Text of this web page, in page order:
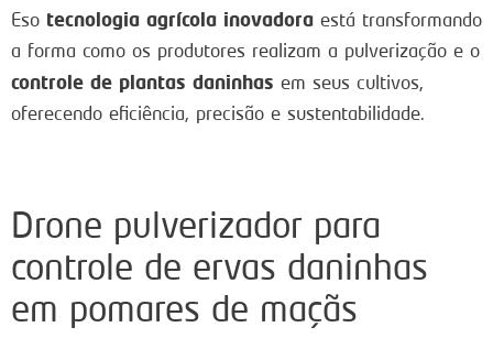
Eso tecnologia agrícola inovadora está transformando
a forma como os produtores realizam a pulverização e o
controle de plantas daninhas em seus cultivos,
oferecendo eficiência, precisão e sustentabilidade.
Drone pulverizador para
controle de ervas daninhas
em pomares de maçãs